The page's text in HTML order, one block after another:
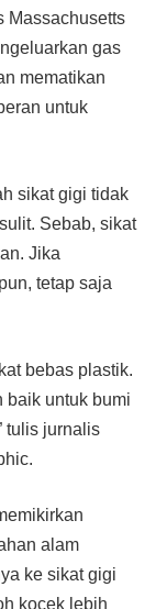
Massachusetts
gas
mematikan
untuk
sikat gigi tidak
Sebab, sikat
Jika
tetap saja
bebas plastik.
baik untuk bumi
tulis jurnalis
alam
ke sikat gigi
kocek lebih